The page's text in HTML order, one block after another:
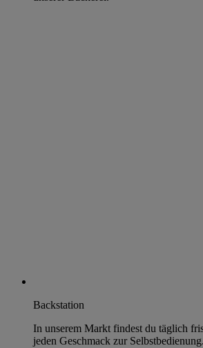
Backstation
In unserem Markt findest du täglich
jeden Geschmack zur Selbstbedienung.